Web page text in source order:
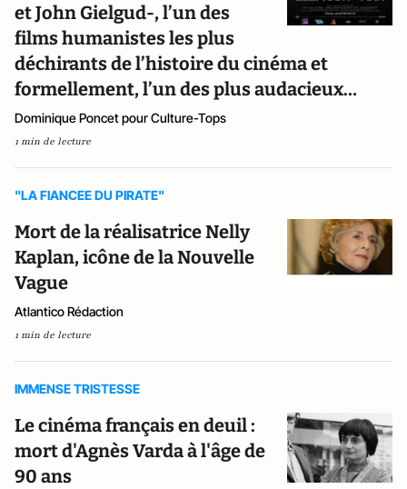
et John Gielgud-, l’un des
films humanistes les plus
déchirants de l’histoire du cinéma et
formellement, l’un des plus audacieux…
Dominique Poncet pour Culture-Tops
1 min de lecture
"LA FIANCEE DU PIRATE"
Mort de la réalisatrice Nelly
Kaplan, icône de la Nouvelle
Vague
Atlantico Rédaction
1 min de lecture
IMMENSE TRISTESSE
Le cinéma français en deuil :
mort d'Agnès Varda à l'âge de
90 ans